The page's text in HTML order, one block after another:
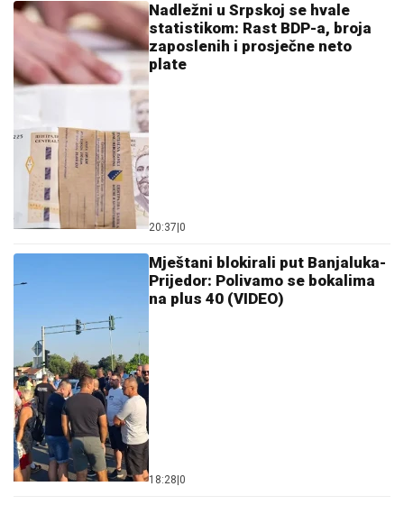
Nadležni u Srpskoj se hvale
statistikom: Rast BDP-a, broja
zaposlenih i prosječne neto
plate
20:37 0
Mještani blokirali put Banjaluka-
Prijedor: Polivamo se bokalima
na plus 40 (VIDEO)
18:28 0